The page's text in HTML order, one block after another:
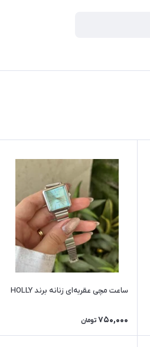
ساعت مچی عقربه‌ای زنانه برند HOLLY
750,000 تومان